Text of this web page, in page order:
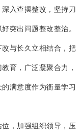
入查摆整改，坚持刀
突出问题整改整治。
与长久立相结合，把
育，广泛凝聚合力，
满意度作为衡量学习
，加强组织领导，压